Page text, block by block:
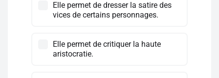
Elle permet de dresser la satire des
vices de certains personnages.
Elle permet de critiquer la haute
aristocratie.